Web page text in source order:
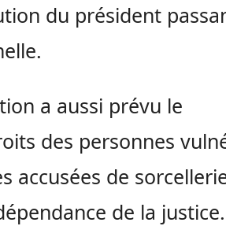
du président
a aussi prévu le
des personnes
accusées de
de la justice.